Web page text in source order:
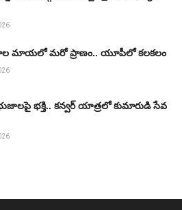
మాయలో మరో ప్రాణం.. యూపీలో కలకలం
భక్తి.. కన్వర్‌ యాత్రలో కుమారుడి సేవ